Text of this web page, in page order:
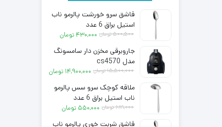
قاشق سرو خورشت پالرمو ناب
استیل براق 6 عدد
۵۰۰,۵۰۰تومان
قیمت
۵۰۰,۵۰۰ تومان
بود.
۴۳۰,۰۰۰تومان
قیمت
۴۳۰,۰۰۰ تومان.
جاروبرقی مخزن دار سامسونگ
مدل cs4570
۱۵,۵۰۰,۰۰۰تومان
قیمت
اصلی:
۱۵,۵۰۰,۰۰۰ تومان
بود.
۱۴,۹۰۰,۰۰۰ تومان
قیمت
فعلی:
۱۴,۹۰۰,۰۰۰ تومان.
ملاقه کوچک سرو سس پالرمو
ناب استیل براق 6 عدد
۶۸۹,۰۰۰تومان قیمت
اصلی:
۵۵۰,۰۰۰ تومان
قیمت
فعلی:
قاشق شربت خوری پالرمو ناب